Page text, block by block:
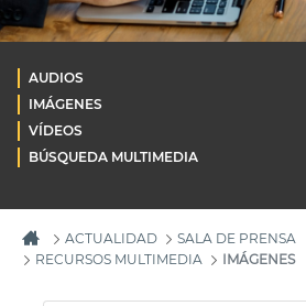
AUDIOS
IMÁGENES
VÍDEOS
BÚSQUEDA MULTIMEDIA
ACTUALIDAD
SALA DE PRENSA
RECURSOS MULTIMEDIA
IMÁGENES